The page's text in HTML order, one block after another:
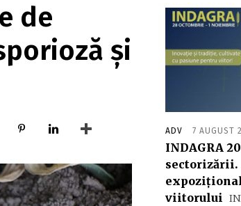
de
și
ADV 7 AUGUST
INDAGRA
sectorizării.
viitorului